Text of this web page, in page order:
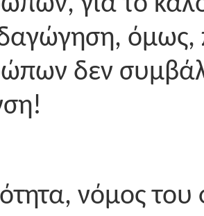
όμως,
δεν
νόμος του